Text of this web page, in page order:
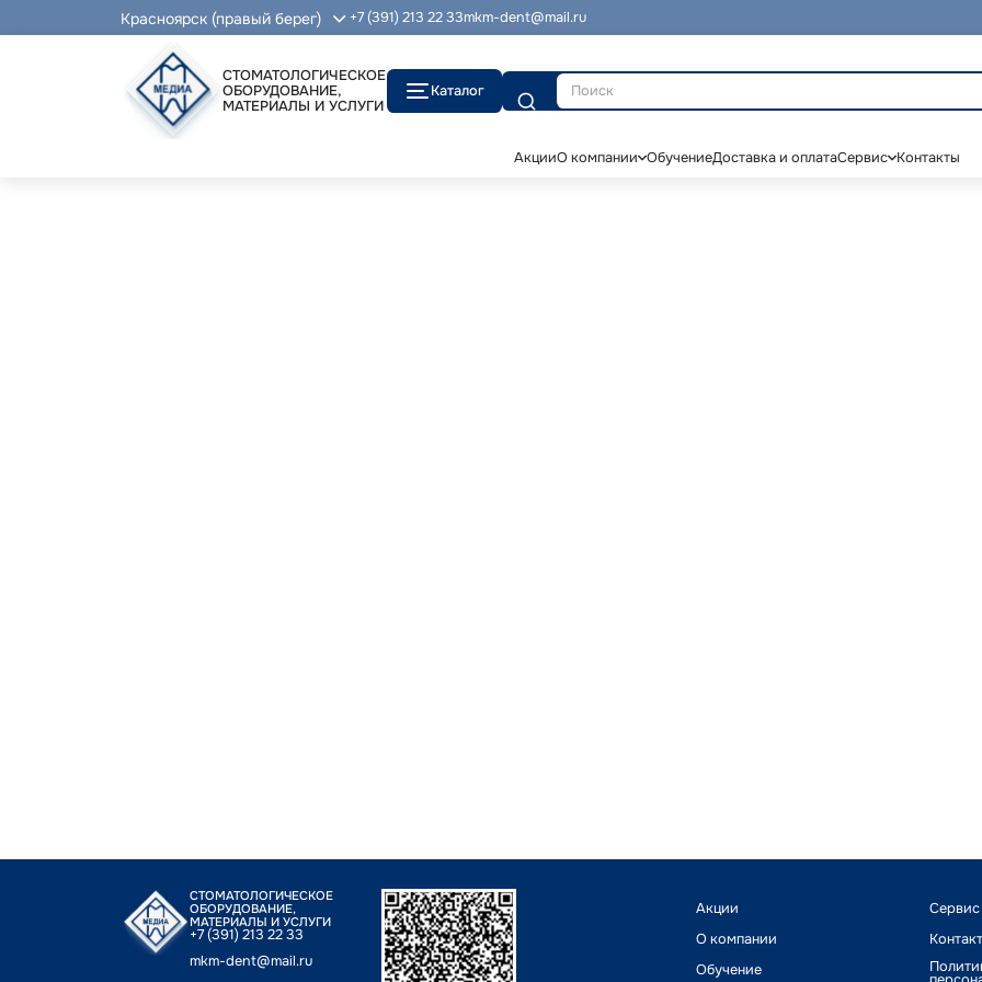
Красноярск (правый берег) +7 (391) 213 22 33mkm-dent@mail.ru
СТОМАТОЛОГИЧЕСКОЕ
ОБОРУДОВАНИЕ,
МАТЕРИАЛЫ И УСЛУГИ
Каталог
Поиск
АкцииО компании ОбучениеДоставка и оплатаСервис Контакты
СТОМАТОЛОГИЧЕСКОЕ
ОБОРУДОВАНИЕ,
МАТЕРИАЛЫ И УСЛУГИ
+7 (391) 213 22 33
mkm-dent@mail.ru
Акции
О компании
Обучение
Сервис